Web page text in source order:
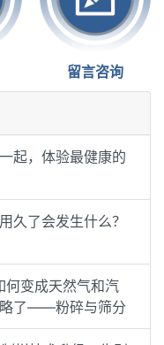
留言咨询
起，体验最健康的
久了会发生什么？
变成天然气和汽
略了——粉碎与筛分